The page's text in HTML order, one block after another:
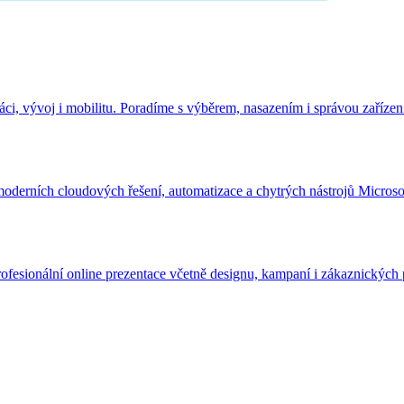
vývoj i mobilitu. Poradíme s výběrem, nasazením i správou
cloudových řešení, automatizace a chytrých nástrojů
online prezentace včetně designu, kampaní i zákaznických